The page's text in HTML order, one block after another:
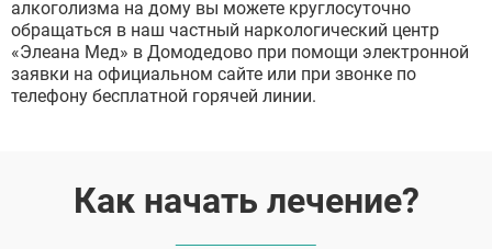
алкоголизма на дому вы можете круглосуточно
обращаться в наш частный наркологический центр
«Элеана Мед» в Домодедово при помощи электронной
заявки на официальном сайте или при звонке по
телефону бесплатной горячей линии.
Как начать лечение?